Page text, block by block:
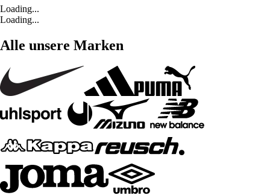
Loading...
Loading...
Alle unsere Marken